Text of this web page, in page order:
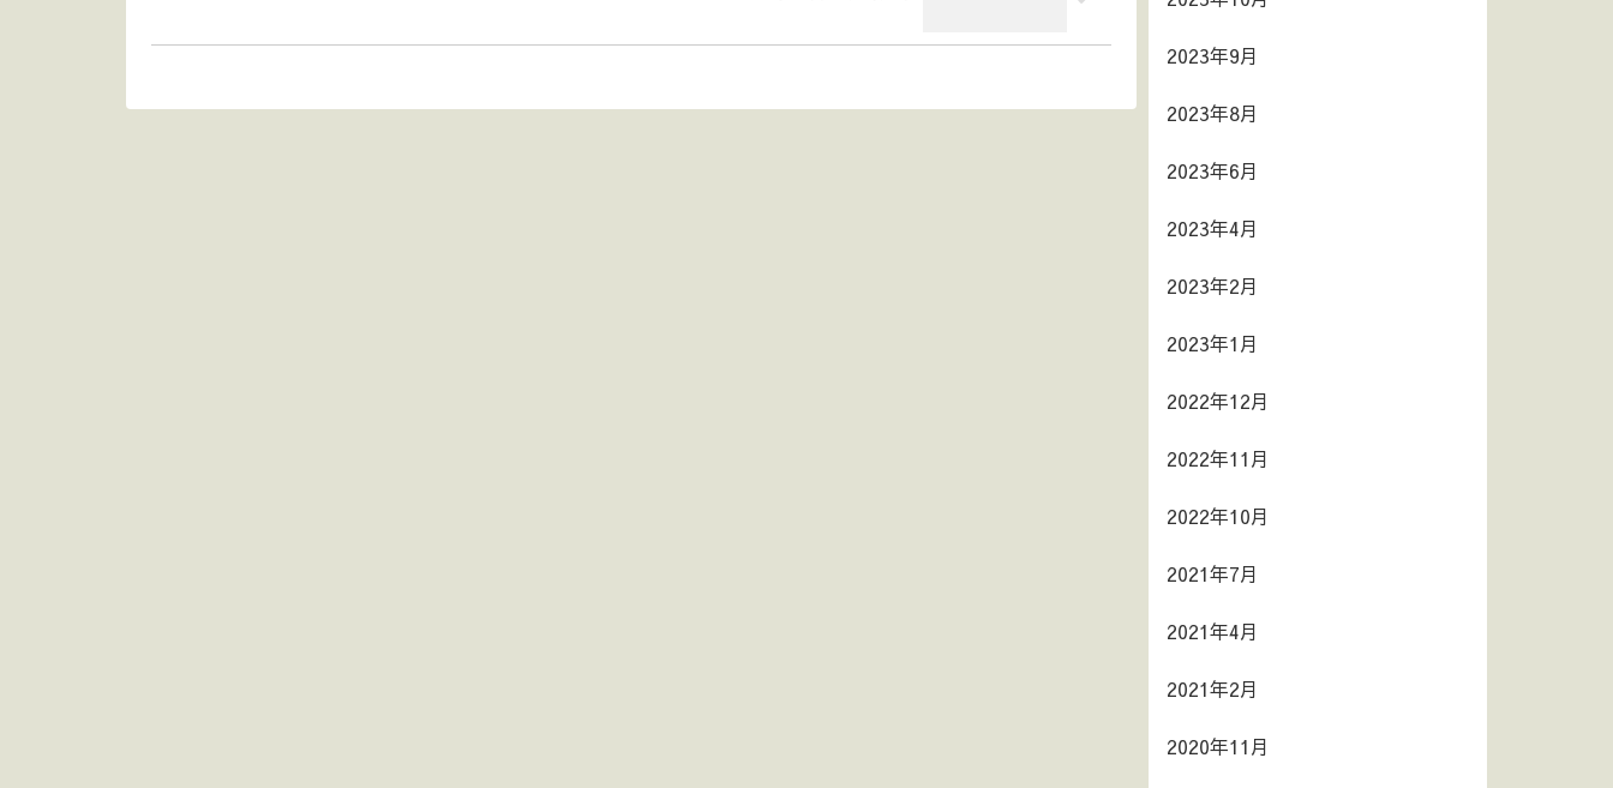
2023年9月
2023年8月
2023年6月
2023年4月
2023年2月
2023年1月
2022年12月
2022年11月
2022年10月
2021年7月
2021年4月
2021年2月
2020年11月